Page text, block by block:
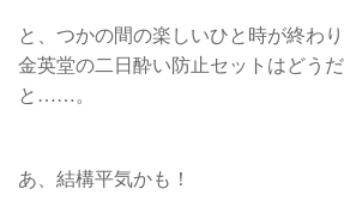
と、つかの間の楽しいひと時が終わ
金英堂の二日酔い防止セットはどう
と……。
あ、結構平気かも！